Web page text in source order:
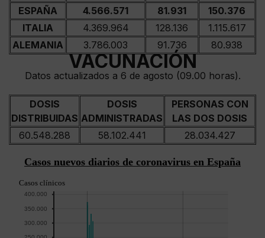
ESPAÑA
4.566.571 81.931
150.376
ITALIA
4.369.964 128.136
1.115.617
ALEMANIA
3.786.003 91.736 80.938
VACUNACIÓN
Datos actualizados a 6 de agosto (09.00 horas).
DOSIS
DISTRIBUIDAS
DOSIS
ADMINISTRADAS
PERSONAS CON
LAS DOS DOSIS
60.548.288
58.102.441 28.034.427